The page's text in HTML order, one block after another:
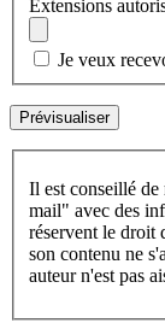
Extensions
Je veux
Il est conseillé
mail" avec des
réservent le droit
son contenu ne
auteur n'est pas